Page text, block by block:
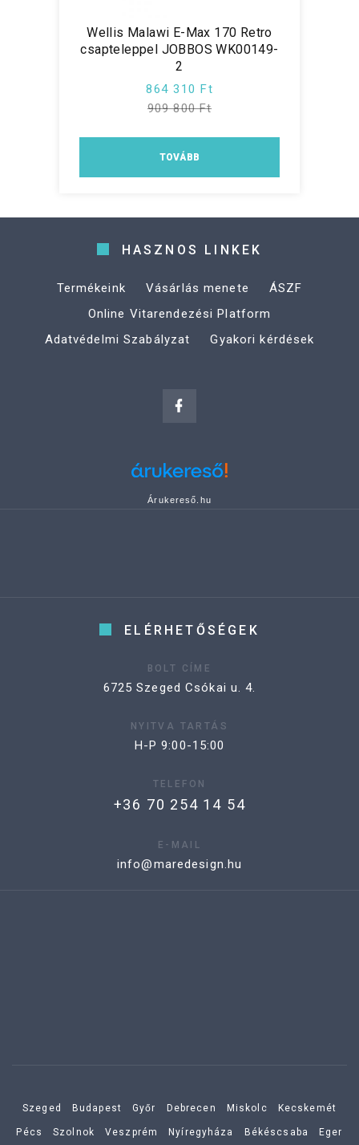
Wellis Malawi E-Max 170 Retro
csapteleppel JOBBOS WK00149-
2
864 310 Ft
909 800 Ft
TOVÁBB
HASZNOS LINKEK
Termékeink Vásárlás menete
ÁSZF
Online Vitarendezési Platform
Adatvédelmi Szabályzat
Gyakori kérdések
Árukereső.hu
ELÉRHETŐSÉGEK
BOLT CÍME
6725 Szeged Csókai u. 4.
NYITVA TARTÁS
H-P 9:00-15:00
TELEFON
+36 70 254 14 54
E-MAIL
info@maredesign.hu
Szeged Budapest Győr Debrecen Miskolc Kecskemét
Pécs Szolnok Veszprém Nyíregyháza Békéscsaba Eger